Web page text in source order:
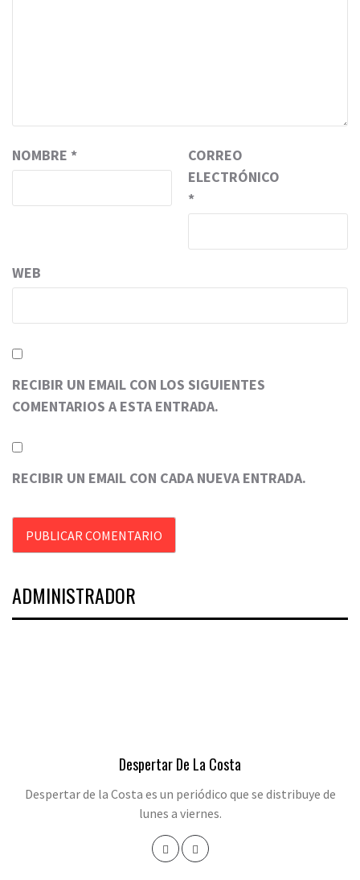
NOMBRE *
CORREO
ELECTRÓNICO
*
WEB
RECIBIR UN EMAIL CON LOS SIGUIENTES
COMENTARIOS A ESTA ENTRADA.
RECIBIR UN EMAIL CON CADA NUEVA ENTRADA.
ADMINISTRADOR
Despertar De La Costa
Despertar de la Costa es un periódico que se distribuye de
lunes a viernes.